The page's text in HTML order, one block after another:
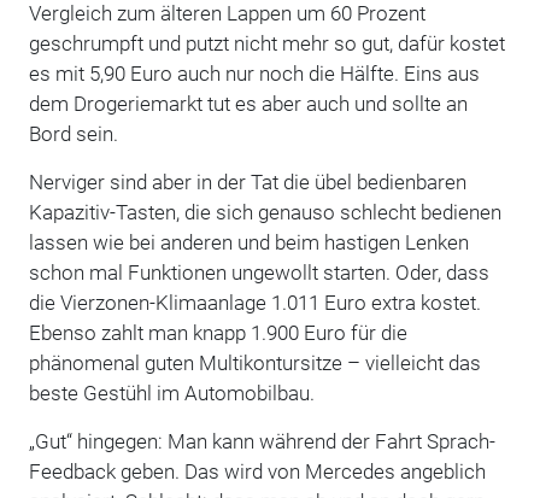
Vergleich zum älteren Lappen um 60 Prozent
geschrumpft und putzt nicht mehr so gut, dafür kostet
es mit 5,90 Euro auch nur noch die Hälfte. Eins aus
dem Drogeriemarkt tut es aber auch und sollte an
Bord sein.
Nerviger sind aber in der Tat die übel bedienbaren
Kapazitiv-Tasten, die sich genauso schlecht bedienen
lassen wie bei anderen und beim hastigen Lenken
schon mal Funktionen ungewollt starten. Oder, dass
die Vierzonen-Klimaanlage 1.011 Euro extra kostet.
Ebenso zahlt man knapp 1.900 Euro für die
phänomenal guten Multikontursitze – vielleicht das
beste Gestühl im Automobilbau.
„Gut“ hingegen: Man kann während der Fahrt Sprach-
Feedback geben. Das wird von Mercedes angeblich